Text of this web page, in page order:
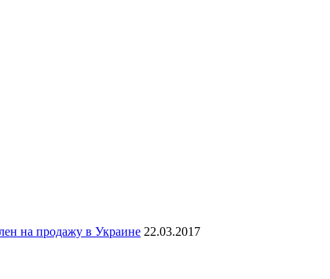
на продажу в Украине 22.03.2017